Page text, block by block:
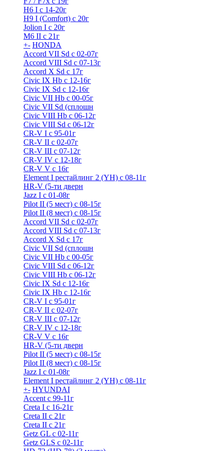
H6 I с 14-20г
H9 I (Comfort) с 20г
Jolion I с 20г
M6 II с 21г
+- HONDA
Accord VII Sd с 02-07г
Accord VIII Sd с 07-13г
Accord X Sd с 17г
Civic IX Hb с 12-16г
Civic IX Sd c 12-16г
Civic VII Hb с 00-05г
Civic VII Sd (сплошн
Civic VIII Hb с 06-12г
Civic VIII Sd с 06-12г
CR-V I с 95-01г
CR-V II с 02-07г
CR-V III с 07-12г
CR-V IV с 12-18г
CR-V V с 16г
Element I рестайлинг 2 (YH) с 08-11г
HR-V (5-ти дверн
Jazz I c 01-08г
Pilot II (5 мест) с 08-15г
Pilot II (8 мест) с 08-15г
Accord VII Sd с 02-07г
Accord VIII Sd с 07-13г
Accord X Sd с 17г
Civic VII Sd (сплошн
Civic VII Hb с 00-05г
Civic VIII Sd с 06-12г
Civic VIII Hb с 06-12г
Civic IX Sd c 12-16г
Civic IX Hb с 12-16г
CR-V I с 95-01г
CR-V II с 02-07г
CR-V III с 07-12г
CR-V IV с 12-18г
CR-V V с 16г
HR-V (5-ти дверн
Pilot II (5 мест) с 08-15г
Pilot II (8 мест) с 08-15г
Jazz I c 01-08г
Element I рестайлинг 2 (YH) с 08-11г
+- HYUNDAI
Accent с 99-11г
Creta I с 16-21г
Creta II с 21г
Creta II с 21г
Getz GL с 02-11г
Getz GLS с 02-11г